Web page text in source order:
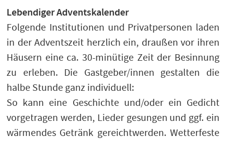
Lebendiger Adventskalender
Folgende Institutionen und Privatpersonen laden
in der Adventszeit herzlich ein, draußen vor ihren
Häusern eine ca. 30-minütige Zeit der Besinnung
zu erleben. Die Gastgeber/innen gestalten die
halbe Stunde ganz individuell:
So kann eine Geschichte und/oder ein Gedicht
vorgetragen werden, Lieder gesungen und ggf. ein
wärmendes Getränk gereichtwerden. Wetterfeste